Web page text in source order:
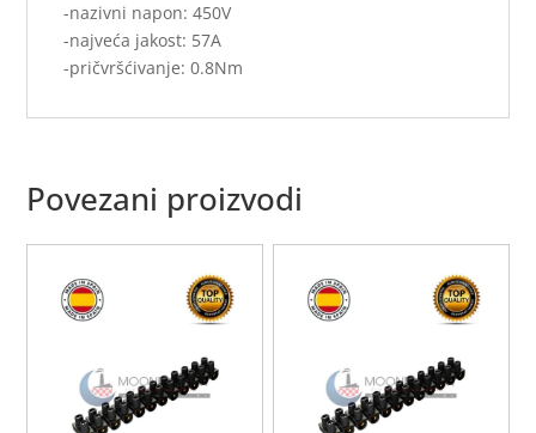
-nazivni napon: 450V
-najveća jakost: 57A
-pričvršćivanje: 0.8Nm
Povezani proizvodi